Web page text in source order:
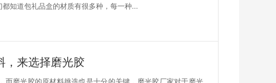
知道包礼品盒的材质有很多种，每一种...
，来选择磨光胶
而磨光胶的原材料挑选也是十分的关键，磨光胶厂家对于磨光